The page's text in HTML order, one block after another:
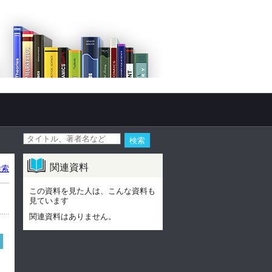
関連資料
この資料を見た人は、こんな資料も
見ています
関連資料はありません。